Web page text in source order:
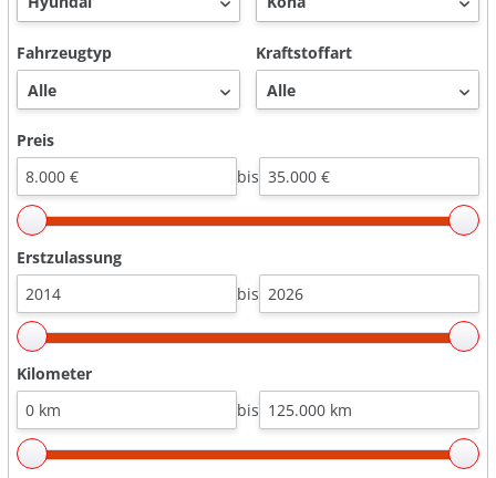
Fahrzeugtyp Kraftstoffart
Preis
bis
Erstzulassung
bis
Kilometer
bis